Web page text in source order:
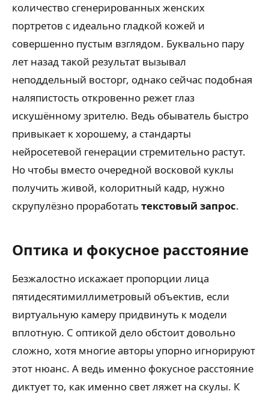
количество сгенерированных женских
портретов с идеально гладкой кожей и
совершенно пустым взглядом. Буквально пару
лет назад такой результат вызывал
неподдельный восторг, однако сейчас подобная
наляпистость откровенно режет глаз
искушённому зрителю. Ведь обыватель быстро
привыкает к хорошему, а стандарты
нейросетевой генерации стремительно растут.
Но чтобы вместо очередной восковой куклы
получить живой, колоритный кадр, нужно
скрупулёзно проработать текстовый запрос.
Оптика и фокусное расстояние
Безжалостно искажает пропорции лица
пятидесятимиллиметровый объектив, если
виртуальную камеру придвинуть к модели
вплотную. С оптикой дело обстоит довольно
сложно, хотя многие авторы упорно игнорируют
этот нюанс. А ведь именно фокусное расстояние
диктует то, как именно свет ляжет на скулы. К